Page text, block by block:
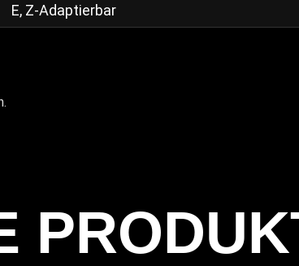
E, Z-Adaptierbar